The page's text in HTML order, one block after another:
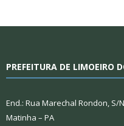
PREFEITURA DE LIMOEIRO
End.: Rua Marechal Rondon, S/N
Matinha – PA